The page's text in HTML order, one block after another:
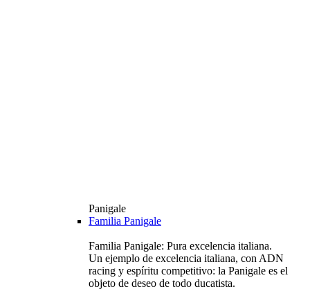
Panigale
Familia Panigale
Familia Panigale: Pura excelencia italiana.
Un ejemplo de excelencia italiana, con ADN
racing y espíritu competitivo: la Panigale es el
objeto de deseo de todo ducatista.